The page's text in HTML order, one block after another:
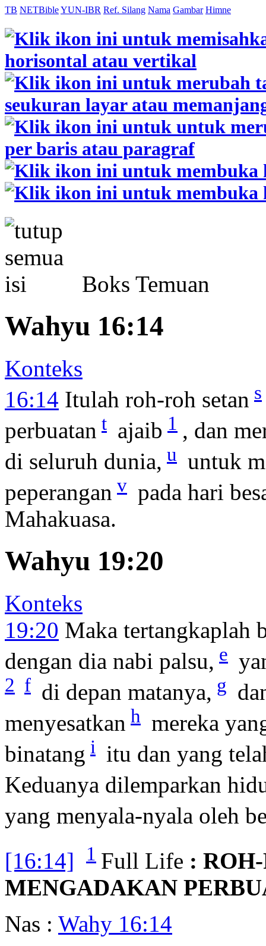
TB NETBibleYUN-IBR Ref. Silang Nama Gambar Himne
Boks Temuan
Wahyu 16:14
Konteks
16:14 Itulah roh-roh setan s
perbuatan t ajaib 1 , dan
di seluruh dunia, u untuk
peperangan v pada hari
Mahakuasa.
Wahyu 19:20
Konteks
19:20 Maka tertangkaplah
dengan dia nabi palsu, e
2 f di depan matanya, g
menyesatkan h mereka
binatang i
itu dan yang
Keduanya dilemparkan
yang menyala-nyala oleh
[16:14]
1 Full Life :
MENGADAKAN
Nas : Wahy 16:14